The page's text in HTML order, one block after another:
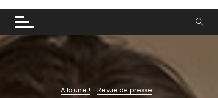
A la une ! Revue de presse